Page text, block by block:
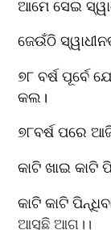
ଆମେ ସେଇ
ଜେଉଁଠି
୭୮ ବର୍ଷ ପୂର୍ବେ
କଲ।
୭୮ବର୍ଷ ପରେ
କାଟି ଖାଇ କାଟି
କାଟି କାଟି
ଆସୁଛି ଆଗ।।